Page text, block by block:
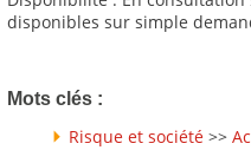
disponibles sur simple
Mots clés :
Risque et société >>